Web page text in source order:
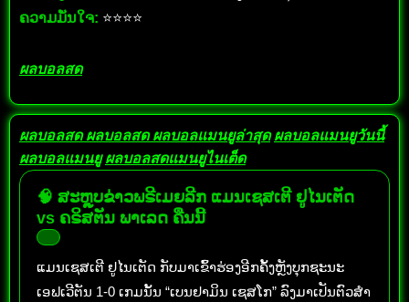
ຄວາມມັ່ນໃຈ: ⭐⭐⭐⭐
ผลบอลสด
ผลบอลสดผลบอลสดผลบอลแมนยูล่าสุด ผลบอลแมนยูวันนี้
ผลบอลแมนยู ผลบอลสดแมนยูไนเต็ด
🧠 ສະຫຼຸບຂ່າວພຣີເມຍລີກ ແມນເຊສເຕີ ຢູໄນເຕັດ
vs ຄຣິສຕັນ ພາເລດ ຄືນນີ້
ແມນເຊສເຕີ ຢູໄນເຕັດ ກັບມາເຂົ້າຮ່ອງອີກຄັ້ງຫຼັງບຸກຊະນະ
ເອຟເວີຕັນ 1-0 ເກມນັ້ນ “ເບນຢາມິນ ເຊສໂກ” ລົງມາເປັນຕົວສໍາ